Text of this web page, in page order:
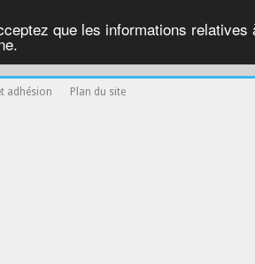
que les informations
adhésion Plan du site